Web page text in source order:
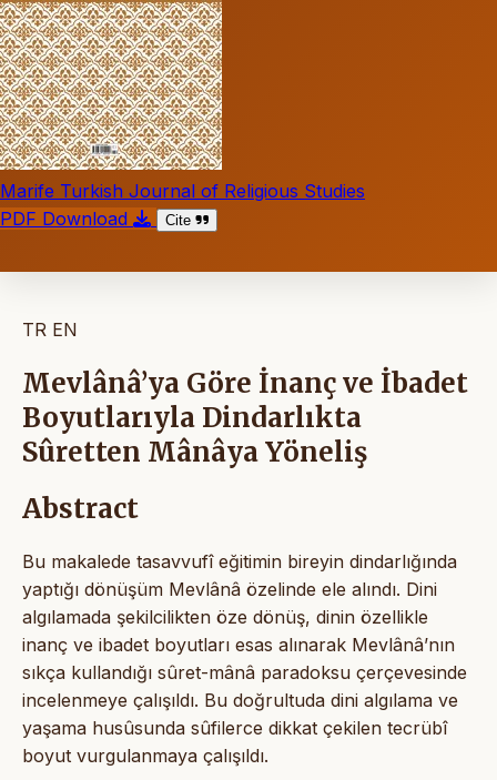
Marife Turkish Journal of Religious Studies
PDF Download
Cite
TR EN
Mevlânâ’ya Göre İnanç ve İbadet
Boyutlarıyla Dindarlıkta
Sûretten Mânâya Yöneliş
Abstract
Bu makalede tasavvufî eğitimin bireyin dindarlığında
yaptığı dönüşüm Mevlânâ özelinde ele alındı. Dini
algılamada şekilcilikten öze dönüş, dinin özellikle
inanç ve ibadet boyutları esas alınarak Mevlânâ’nın
sıkça kullandığı sûret-mânâ paradoksu çerçevesinde
incelenmeye çalışıldı. Bu doğrultuda dini algılama ve
yaşama husûsunda sûfilerce dikkat çekilen tecrübî
boyut vurgulanmaya çalışıldı.